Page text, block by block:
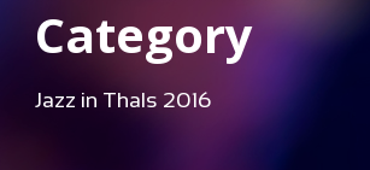
Category
Jazz in Thals 2016